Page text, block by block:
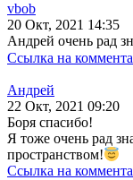
vbob
20 Окт, 2021 14:35
Андрей очень рад
Ссылка на
Андрей
22 Окт, 2021 09:20
Боря спасибо!
Я тоже очень рад
пространством!
Ссылка на